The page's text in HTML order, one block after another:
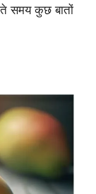
समय कुछ बातों